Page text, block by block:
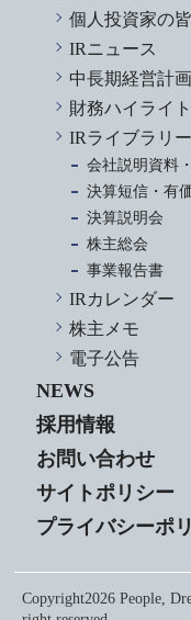
個人投資家の
IRニュース
中長期経営計画
財務ハイライト
IRライブラリー
会社説明資料
決算短信・有
決算説明会
株主総会
事業報告書
IRカレンダー
株主メモ
電子公告
NEWS
採用情報
お問い合わせ
サイトポリシー
プライバシーポ
Copyright2026 People,